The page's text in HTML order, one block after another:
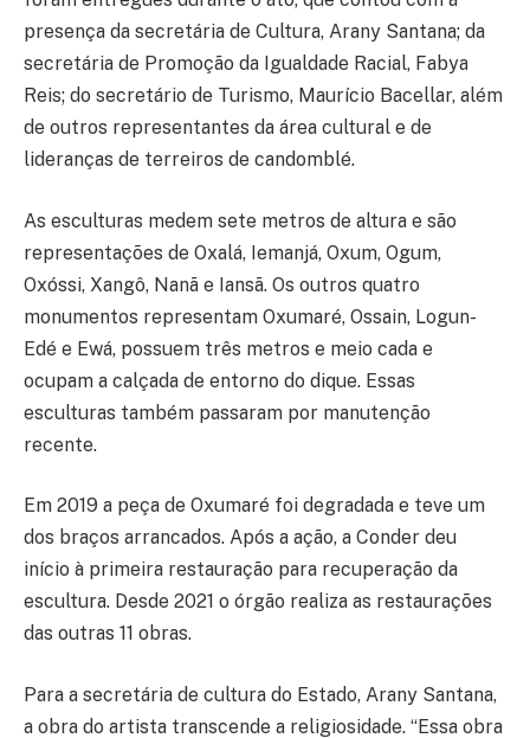
presença da secretária de Cultura, Arany Santana; da
secretária de Promoção da Igualdade Racial, Fabya
Reis; do secretário de Turismo, Maurício Bacellar, além
de outros representantes da área cultural e de
lideranças de terreiros de candomblé.
As esculturas medem sete metros de altura e são
representações de Oxalá, Iemanjá, Oxum, Ogum,
Oxóssi, Xangô, Nanã e Iansã. Os outros quatro
monumentos representam Oxumaré, Ossain, Logun-
Edé e Ewá, possuem três metros e meio cada e
ocupam a calçada de entorno do dique. Essas
esculturas também passaram por manutenção
recente.
Em 2019 a peça de Oxumaré foi degradada e teve um
dos braços arrancados. Após a ação, a Conder deu
início à primeira restauração para recuperação da
escultura. Desde 2021 o órgão realiza as restaurações
das outras 11 obras.
Para a secretária de cultura do Estado, Arany Santana,
a obra do artista transcende a religiosidade. “Essa obra